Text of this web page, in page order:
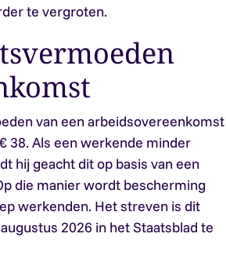
te vergroten.
van een arbeidsovereenkomst
38. Als een werkende minder
hij geacht dit op basis van een
die manier wordt bescherming
werkenden. Het streven is dit
2026 in het Staatsblad te